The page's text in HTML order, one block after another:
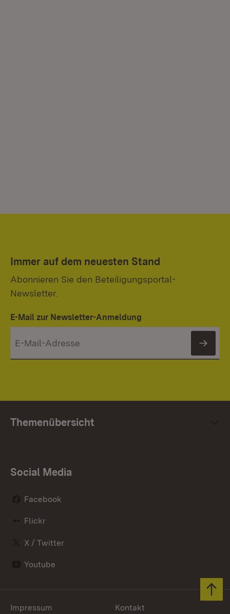
Immer auf dem neuesten Stand
Abonnieren Sie den Beteiligungsportal-
Newsletter.
E-Mail zur Newsletter-Anmeldung
Themenübersicht
Social Media
Facebook
Flickr
X / Twitter
Youtube
Impressum Kontakt